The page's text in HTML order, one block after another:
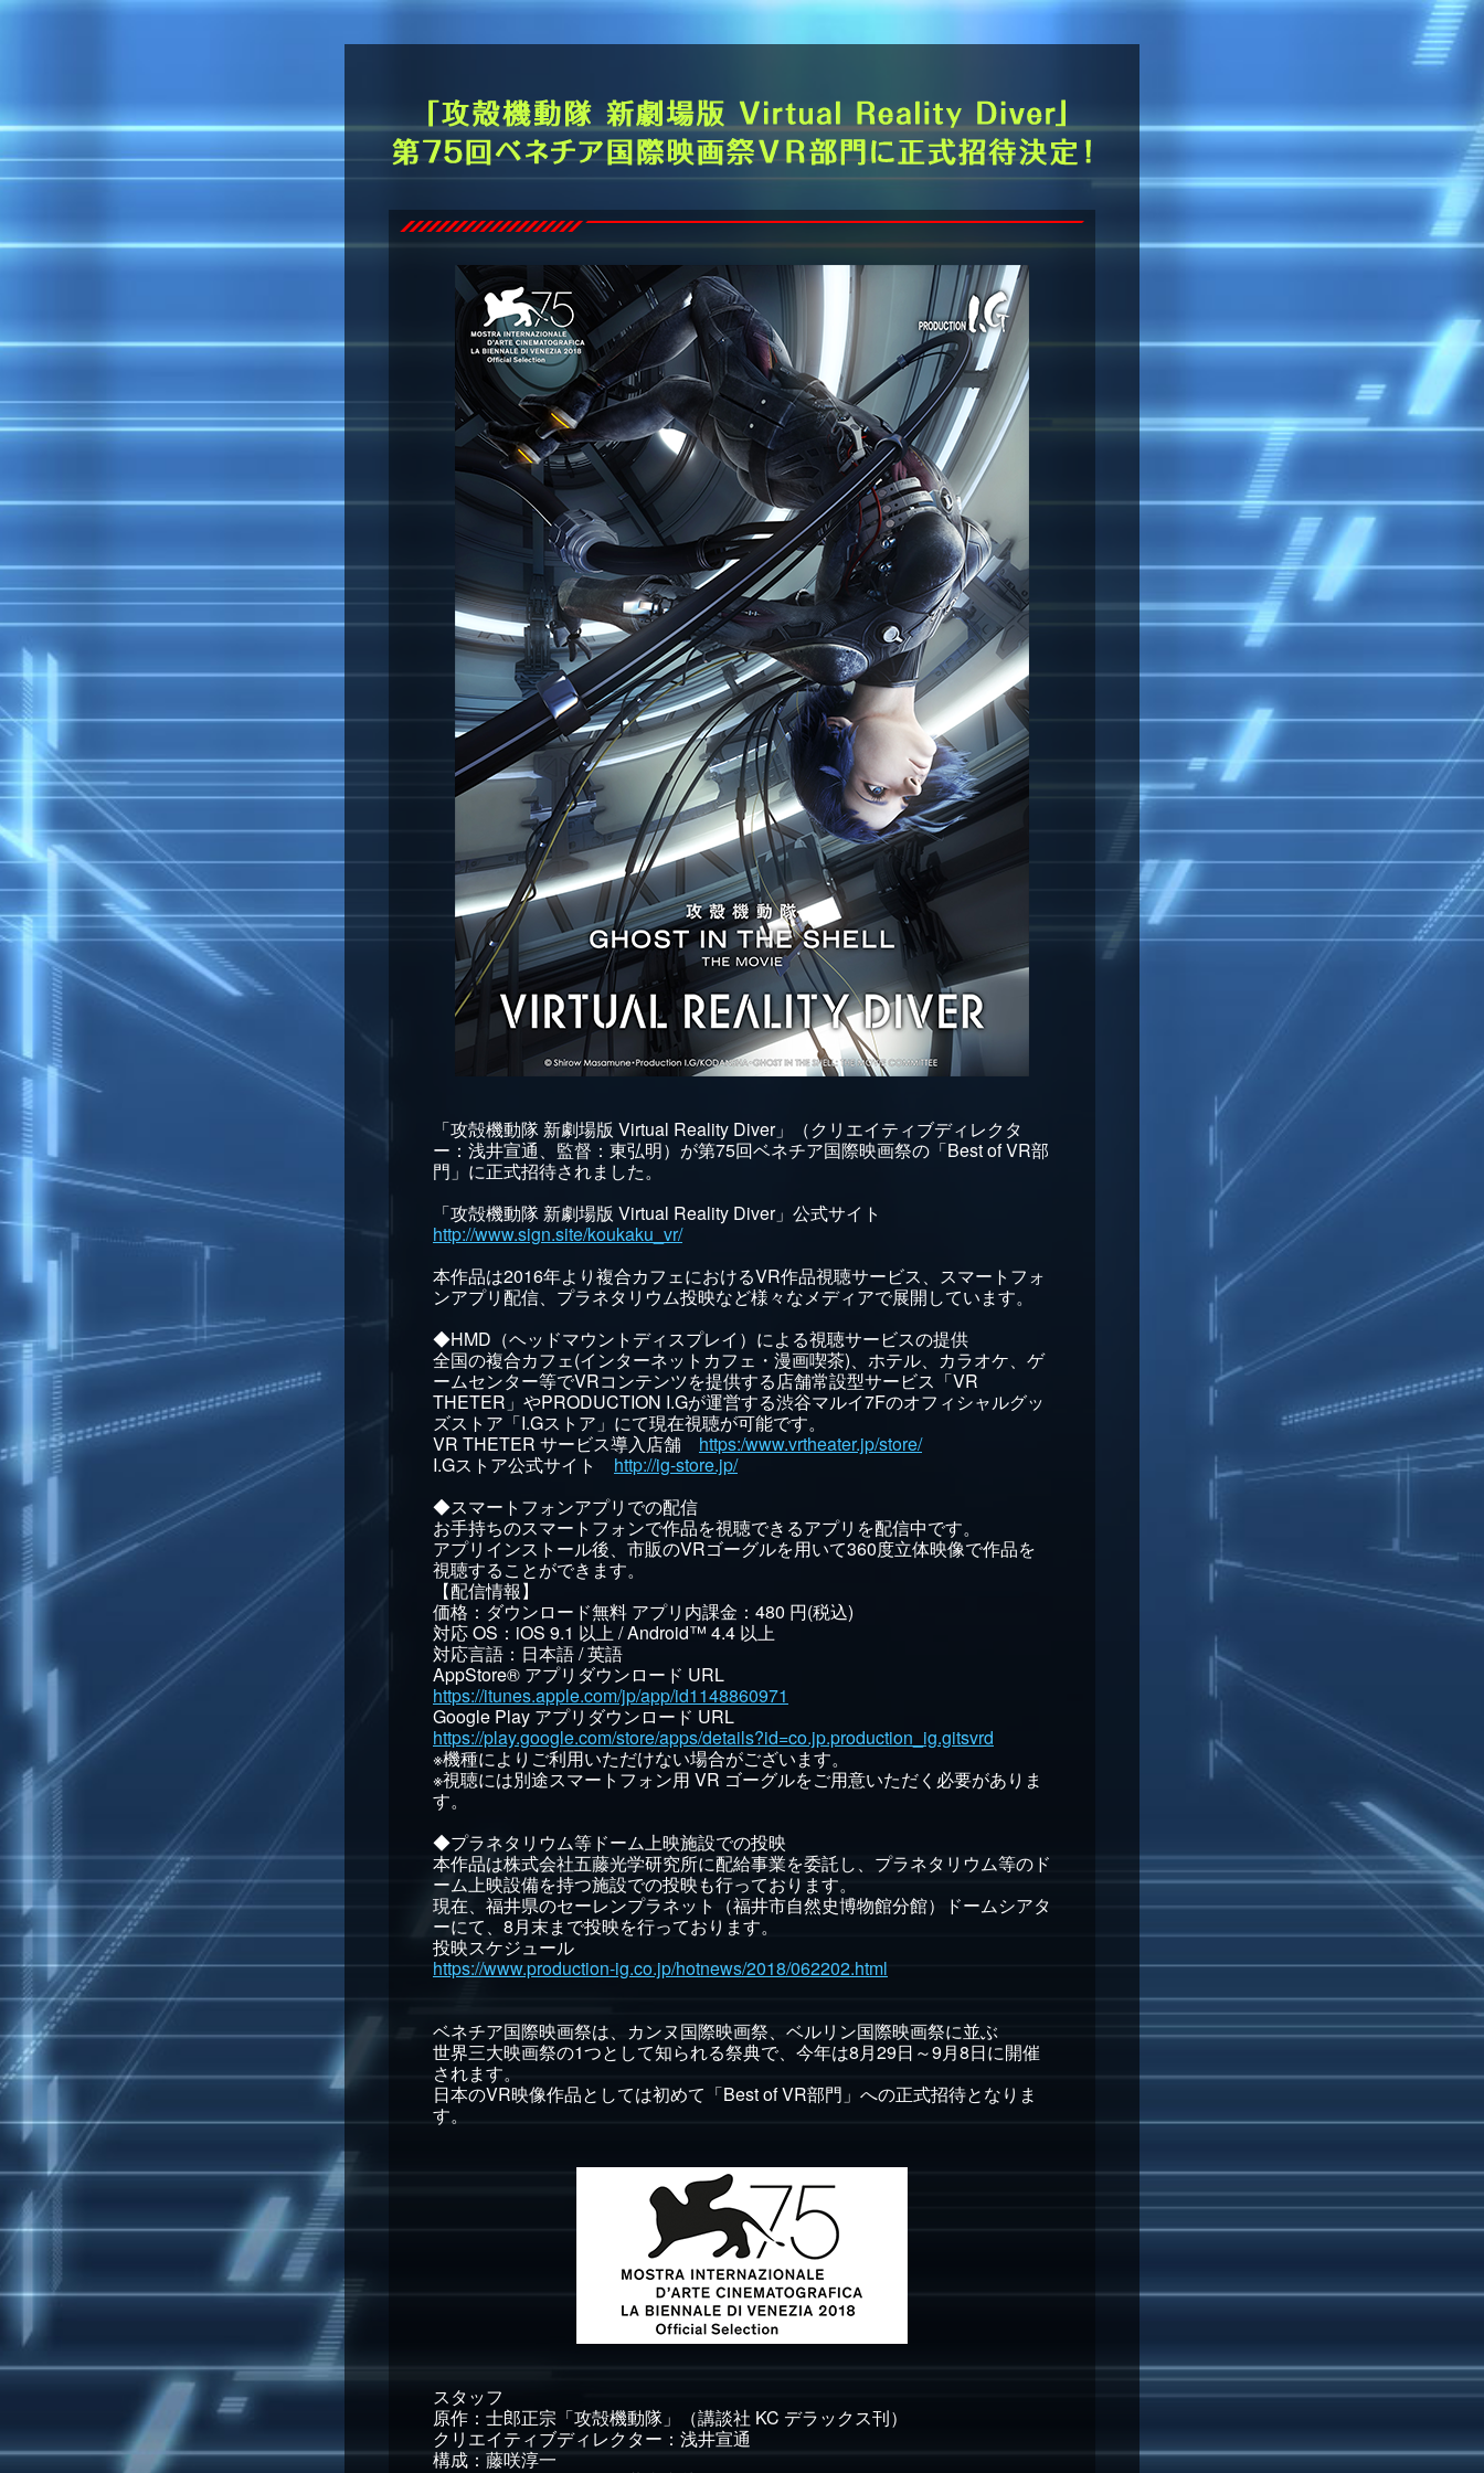
「攻殻機動隊 新劇場版 Virtual Reality Diver」（クリエイティブディレクタ
ー：浅井宣通、監督：東弘明）が第75回ベネチア国際映画祭の「Best of VR部
門」に正式招待されました。
「攻殻機動隊 新劇場版 Virtual Reality Diver」公式サイト
http://www.sign.site/koukaku_vr/
本作品は2016年より複合カフェにおけるVR作品視聴サービス、スマートフォ
ンアプリ配信、プラネタリウム投映など様々なメディアで展開しています。
◆HMD（ヘッドマウントディスプレイ）による視聴サービスの提供
全国の複合カフェ(インターネットカフェ・漫画喫茶)、ホテル、カラオケ、ゲ
ームセンター等でVRコンテンツを提供する店舗常設型サービス「VR
THETER」やPRODUCTION I.Gが運営する渋谷マルイ7Fのオフィシャルグッ
ズストア「I.Gストア」にて現在視聴が可能です。
VR THETER サービス導入店舗 https:/www.vrtheater.jp/store/
I.Gストア公式サイト http://ig-store.jp/
◆スマートフォンアプリでの配信
お手持ちのスマートフォンで作品を視聴できるアプリを配信中です。
アプリインストール後、市販のVRゴーグルを用いて360度立体映像で作品を
視聴することができます。
【配信情報】
価格：ダウンロード無料 アプリ内課金：480 円(税込)
対応 OS：iOS 9.1 以上 / Android™ 4.4 以上
対応言語：日本語 / 英語
AppStore® アプリダウンロード URL
https://itunes.apple.com/jp/app/id1148860971
Google Play アプリダウンロード URL
https://play.google.com/store/apps/details?id=co.jp.production_ig.gitsvrd
※機種によりご利用いただけない場合がございます。
※視聴には別途スマートフォン用 VR ゴーグルをご用意いただく必要がありま
す。
◆プラネタリウム等ドーム上映施設での投映
本作品は株式会社五藤光学研究所に配給事業を委託し、プラネタリウム等のド
ーム上映設備を持つ施設での投映も行っております。
現在、福井県のセーレンプラネット（福井市自然史博物館分館）ドームシアタ
ーにて、8月末まで投映を行っております。
投映スケジュール
https://www.production-ig.co.jp/hotnews/2018/062202.html
ベネチア国際映画祭は、カンヌ国際映画祭、ベルリン国際映画祭に並ぶ
世界三大映画祭の1つとして知られる祭典で、今年は8月29日～9月8日に開催
されます。
日本のVR映像作品としては初めて「Best of VR部門」への正式招待となりま
す。
スタッフ
原作：士郎正宗「攻殻機動隊」（講談社 KC デラックス刊）
クリエイティブディレクター：浅井宣通
構成：藤咲淳一